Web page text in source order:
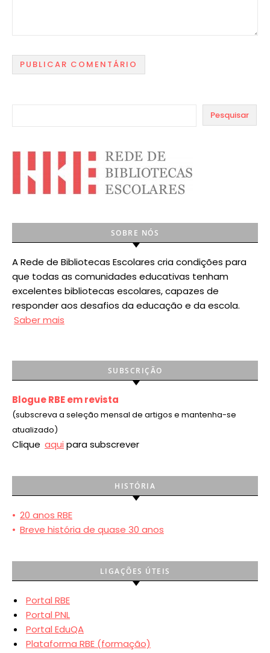
Pesquisar
SOBRE NÓS
A Rede de Bibliotecas Escolares cria condições para
que todas as comunidades educativas tenham
excelentes bibliotecas escolares, capazes de
responder aos desafios da educação e da escola.
Saber mais
SUBSCRIÇÃO
Blogue RBE em revista
(subscreva a seleção mensal de artigos e mantenha-se
atualizado)
Clique aqui para subscrever
HISTÓRIA
• 20 anos RBE
• Breve história de quase 30 anos
LIGAÇÕES ÚTEIS
Portal RBE
Portal PNL
Portal EduQA
Plataforma RBE (formação)